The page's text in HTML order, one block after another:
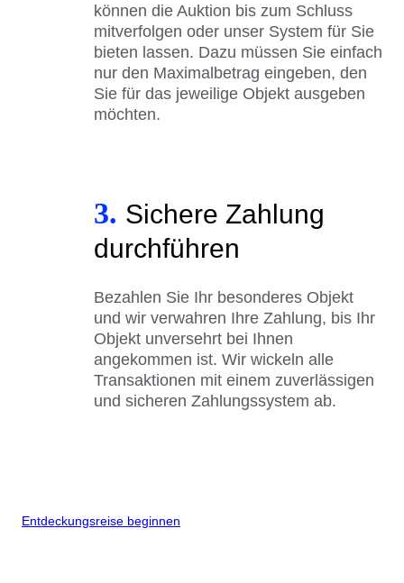
können die Auktion bis zum Schluss
mitverfolgen oder unser System für Sie
bieten lassen. Dazu müssen Sie einfach
nur den Maximalbetrag eingeben, den
Sie für das jeweilige Objekt ausgeben
möchten.
3. Sichere Zahlung
durchführen
Bezahlen Sie Ihr besonderes Objekt
und wir verwahren Ihre Zahlung, bis Ihr
Objekt unversehrt bei Ihnen
angekommen ist. Wir wickeln alle
Transaktionen mit einem zuverlässigen
und sicheren Zahlungssystem ab.
Entdeckungsreise beginnen